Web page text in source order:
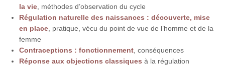
la vie, méthodes d’observation du cycle
Régulation naturelle des naissances : découverte, mise
en place, pratique, vécu du point de vue de l’homme et de la
femme
Contraceptions : fonctionnement, conséquences
Réponse aux objections classiques à la régulation